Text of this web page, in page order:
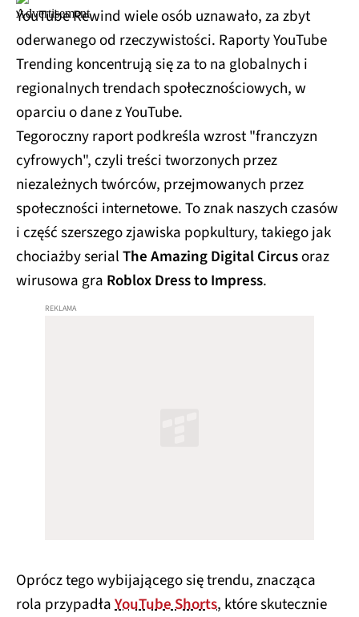
YouTube Rewind wiele osób uznawało, za zbyt
oderwanego od rzeczywistości. Raporty YouTube
Trending koncentrują się za to na globalnych i
regionalnych trendach społecznościowych, w
oparciu o dane z YouTube.
Tegoroczny raport podkreśla wzrost "franczyzn
cyfrowych", czyli treści tworzonych przez
niezależnych twórców, przejmowanych przez
społeczności internetowe. To znak naszych czasów
i część szerszego zjawiska popkultury, takiego jak
chociażby serialThe Amazing Digital Circusoraz
wirusowa gra Roblox Dress to Impress.
Oprócz tego wybijającego się trendu, znacząca
rola przypadłaYouTube Shorts, które skutecznie